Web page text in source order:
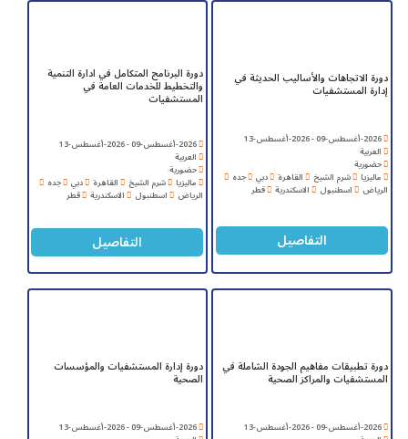
دورة الاتجاهات والأساليب الحديثة في
إدارة المستشفيات
2026-أغسطس-09 - 2026-أغسطس-13
العربية
حضورية
ماليزيا شرم الشيخ القاهرة دبي جده
الرياض اسطنبول الاسكندرية قطر
التفاصيل
دورة البرنامج المتكامل في ادارة التنمية
والتخطيط للخدمات العامة في
المستشفيات
2026-أغسطس-09 - 2026-أغسطس-13
العربية
حضورية
ماليزيا شرم الشيخ القاهرة دبي جده
الرياض اسطنبول الاسكندرية قطر
التفاصيل
دورة تطبيقات مفاهيم الجودة الشاملة في
المستشفيات والمراكز الصحية
2026-أغسطس-09 - 2026-أغسطس-13
دورة إدارة المستشفيات والمؤسسات
الصحية
2026-أغسطس-09 - 2026-أغسطس-13